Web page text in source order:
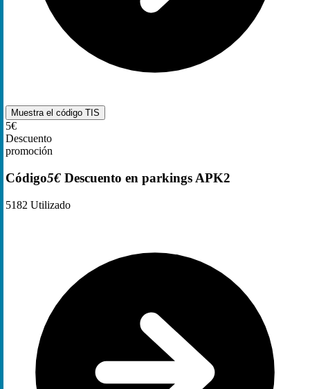
Muestra el código TIS
5€
Descuento
promoción
Código5€ Descuento en parkings APK2
5182 Utilizado